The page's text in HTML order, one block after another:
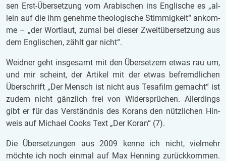
sen Erst-Über­set­zung vom Ara­bi­schen ins Eng­li­sche es „al­
lein auf die ihm ge­neh­me theo­lo­gi­sche Stim­mig­keit“ an­kom­
me – „der Wort­laut, zumal bei die­ser Zweit­über­set­zung aus
dem Eng­li­schen, zählt gar nicht“.
Weid­ner geht ins­ge­samt mit den Über­set­zern etwas rau um,
und mir scheint, der Ar­ti­kel mit der etwas be­fremd­li­chen
Über­schrift „Der Mensch ist nicht aus Te­sa­film ge­macht“ ist
zudem nicht gänz­lich frei von Wi­der­sprü­chen. Al­ler­dings
gibt er für das Ver­ständ­nis des Ko­rans den nütz­li­chen Hin­
weis auf Mi­cha­el Cooks Text „Der Koran“ (7).
Die Über­set­zun­gen aus 2009 kenne ich nicht, viel­mehr
möch­te ich noch ein­mal auf Max Hen­ning zu­rück­kom­men.